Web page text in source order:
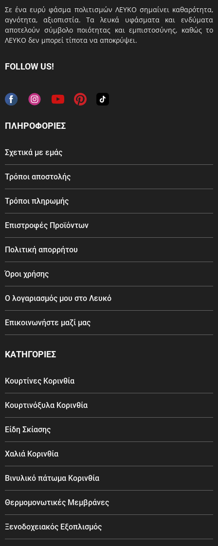
Σε ένα ευρύ φάσμα πολιτισμών ΛΕΥΚΟ σημαίνει καθαρότητα,
αγνότητα, αξιοπιστία. Τα λευκά υφάσματα και ενδύματα
αποτελούν σύμβολο ποιότητας και εμπιστοσύνης, καθώς το
ΛΕΥΚΟ δεν μπορεί τίποτα να αποκρύψει.
FOLLOW US!
ΠΛΗΡΟΦΟΡΙΕΣ
Σχετικά με εμάς
Τρόποι αποστολής
Τρόποι πληρωμής
Επιστροφές Προϊόντων
Πολιτική απορρήτου
Όροι χρήσης
Ο λογαριασμός μου στο Λευκό
Επικοινωνήστε μαζί μας
ΚΑΤΗΓΟΡΙΕΣ
Κουρτίνες Κορινθία
Κουρτινόξυλα Κορινθία
Είδη Σκίασης
Χαλιά Κορινθία
Βινυλικό πάτωμα Κορινθία
Θερμομονωτικές Μεμβράνες
Ξενοδοχειακός Εξοπλισμός